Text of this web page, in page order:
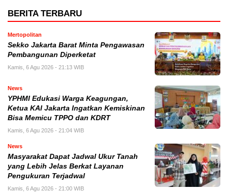
BERITA TERBARU
Mertopolitan
Sekko Jakarta Barat Minta Pengawasan
Pembangunan Diperketat
Kamis, 6 Agu 2026 - 21:13 WIB
News
YPHMI Edukasi Warga Keagungan,
Ketua KAI Jakarta Ingatkan Kemiskinan
Bisa Memicu TPPO dan KDRT
Kamis, 6 Agu 2026 - 21:04 WIB
News
Masyarakat Dapat Jadwal Ukur Tanah
yang Lebih Jelas Berkat Layanan
Pengukuran Terjadwal
Kamis, 6 Agu 2026 - 21:00 WIB